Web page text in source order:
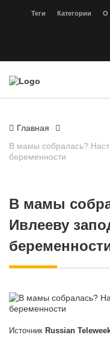
Теги Категории О
Главная
В мамы собралась?
беременности
В мамы
Ивлееву
Источник Russian